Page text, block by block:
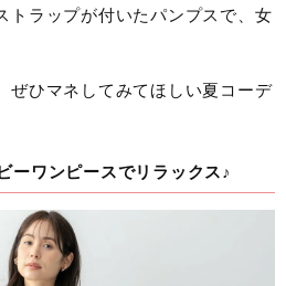
トラップが付いたパンプスで、女
ぜひマネしてみてほしい夏コーデ
ーワンピースでリラックス♪